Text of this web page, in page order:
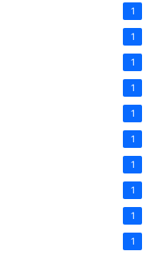
1
1
1
1
1
1
1
1
1
1